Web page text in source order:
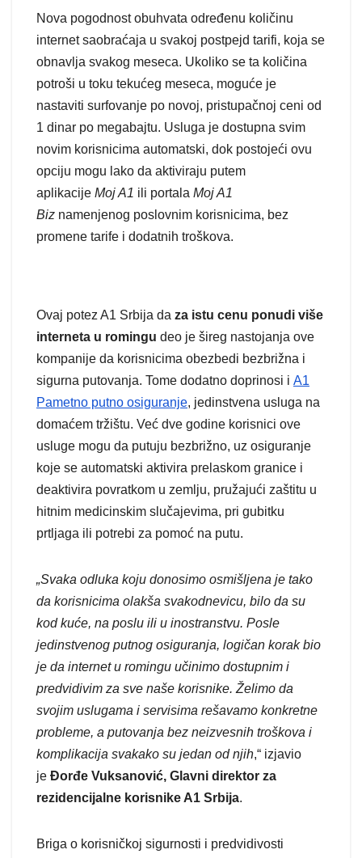
Nova pogodnost obuhvata određenu količinu
internet saobraćaja u svakoj postpejd tarifi, koja se
obnavlja svakog meseca. Ukoliko se ta količina
potroši u toku tekućeg meseca, moguće je
nastaviti surfovanje po novoj, pristupačnoj ceni od
1 dinar po megabajtu. Usluga je dostupna svim
novim korisnicima automatski, dok postojeći ovu
opciju mogu lako da aktiviraju putem
aplikacije Moj A1 ili portala Moj A1
Biz namenjenog poslovnim korisnicima, bez
promene tarife i dodatnih troškova.
Ovaj potez A1 Srbija da za istu cenu ponudi više
interneta u romingu deo je šireg nastojanja ove
kompanije da korisnicima obezbedi bezbrižna i
sigurna putovanja. Tome dodatno doprinosi i A1
Pametno putno osiguranje, jedinstvena usluga na
domaćem tržištu. Već dve godine korisnici ove
usluge mogu da putuju bezbrižno, uz osiguranje
koje se automatski aktivira prelaskom granice i
deaktivira povratkom u zemlju, pružajući zaštitu u
hitnim medicinskim slučajevima, pri gubitku
prtljaga ili potrebi za pomoć na putu.
„Svaka odluka koju donosimo osmišljena je tako
da korisnicima olakša svakodnevicu, bilo da su
kod kuće, na poslu ili u inostranstvu. Posle
jedinstvenog putnog osiguranja, logičan korak bio
je da internet u romingu učinimo dostupnim i
predvidivim za sve naše korisnike. Želimo da
svojim uslugama i servisima rešavamo konkretne
probleme, a putovanja bez neizvesnih troškova i
komplikacija svakako su jedan od njih,“ izjavio
je Đorđe Vuksanović, Glavni direktor za
rezidencijalne korisnike A1 Srbija.
Briga o korisničkoj sigurnosti i predvidivosti